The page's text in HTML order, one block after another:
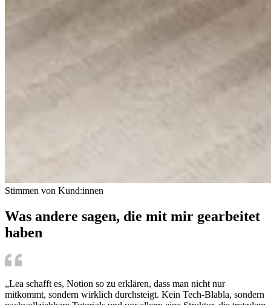
Stimmen von Kund:innen
Was andere sagen, die mit mir gearbeitet
haben
„Lea schafft es, Notion so zu erklären, dass man nicht nur
mitkommt, sondern wirklich durchsteigt. Kein Tech-Blabla, sondern